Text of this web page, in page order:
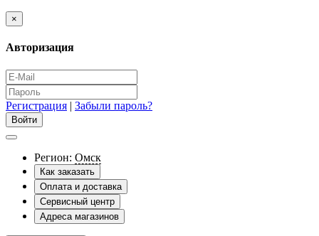
×
Авторизация
Регистрация | Забыли пароль?
Регион: Омск
Как заказать
Оплата и доставка
Сервисный центр
Адреса магазинов